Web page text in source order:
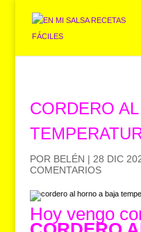
CORDERO
POR BELÉN | 28 DIC
COMENTARIOS
Hoy vengo